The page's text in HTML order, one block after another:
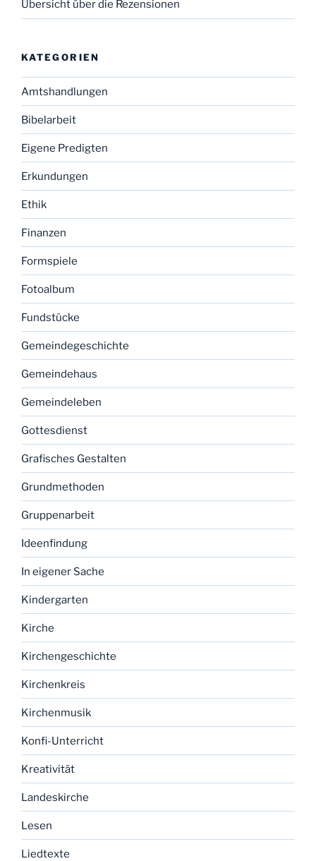
Übersicht über die Rezensionen
KATEGORIEN
Amtshandlungen
Bibelarbeit
Eigene Predigten
Erkundungen
Ethik
Finanzen
Formspiele
Fotoalbum
Fundstücke
Gemeindegeschichte
Gemeindehaus
Gemeindeleben
Gottesdienst
Grafisches Gestalten
Grundmethoden
Gruppenarbeit
Ideenfindung
In eigener Sache
Kindergarten
Kirche
Kirchengeschichte
Kirchenkreis
Kirchenmusik
Konfi-Unterricht
Kreativität
Landeskirche
Lesen
Liedtexte